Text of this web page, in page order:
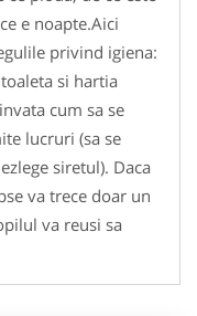
e noapte.Aici
privind igiena:
si hartia
cum sa se
lucruri (sa se
siretul). Daca
va trece doar un
va reusi sa